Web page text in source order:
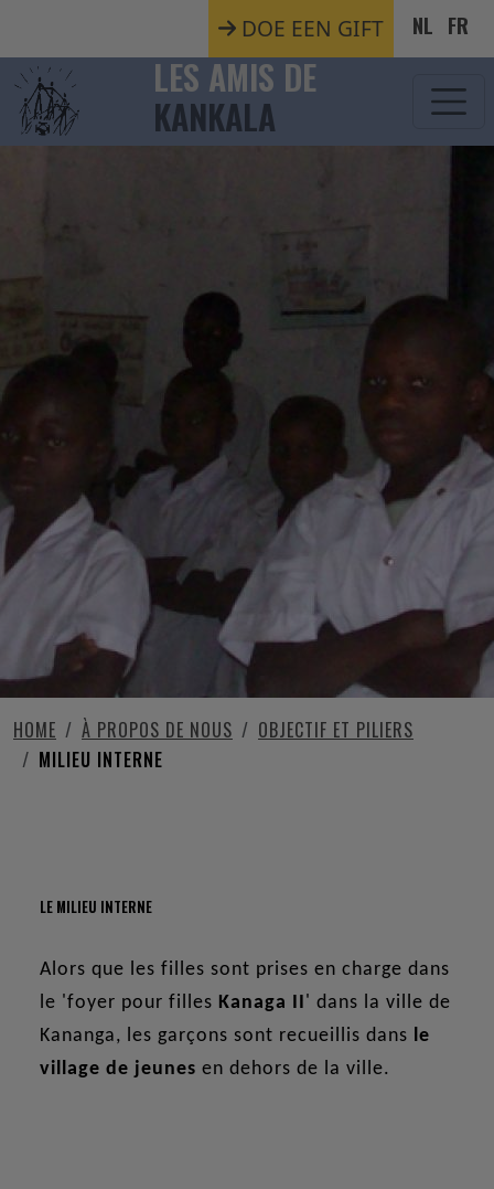
DOE EEN GIFT NL FR
LES AMIS DE
KANKALA
HOME À PROPOS DE NOUS
OBJECTIF ET PILIERS
MILIEU INTERNE
LE MILIEU INTERNE
Alors que les filles sont prises en charge dans
le 'foyer pour filles Kanaga II ' dans la ville de
Kananga, les garçons sont recueillis dans
le
village de jeunes en dehors de la ville.